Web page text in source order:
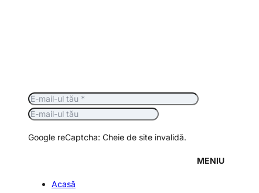
Google reCaptcha: Cheie de site invalidă.
MENIU
Acasă